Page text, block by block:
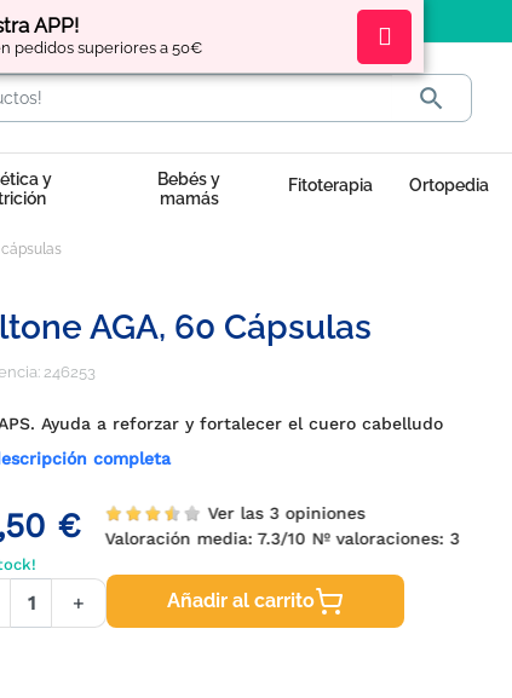
APP!
pedidos superiores a 50€
y obtén

y
Bebés y
mamás
Fitoterapia Ortopedia
cápsulas
AGA, 60 Cápsulas
246253
Ayuda a reforzar y fortalecer el cuero cabelludo
completa
€
Ver las 3 opiniones
Valoración media:7.3/10 Nº valoraciones: 3
+ Añadir al carrito